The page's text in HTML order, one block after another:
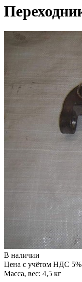
В наличии
Цена с учётом НДС
Масса, вес: 4,5 кг